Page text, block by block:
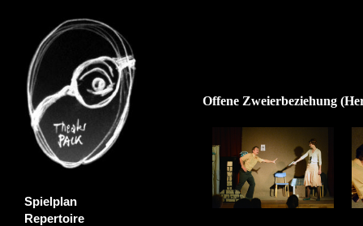
Spielplan
Repertoire
Offene Zweierbeziehung